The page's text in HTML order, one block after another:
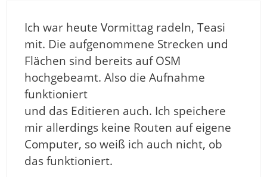
Ich war heute Vormittag radeln, Teasi
mit. Die aufgenommene Strecken und
Flächen sind bereits auf OSM
hochgebeamt. Also die Aufnahme
funktioniert
und das Editieren auch. Ich speichere
mir allerdings keine Routen auf eigene
Computer, so weiß ich auch nicht, ob
das funktioniert.